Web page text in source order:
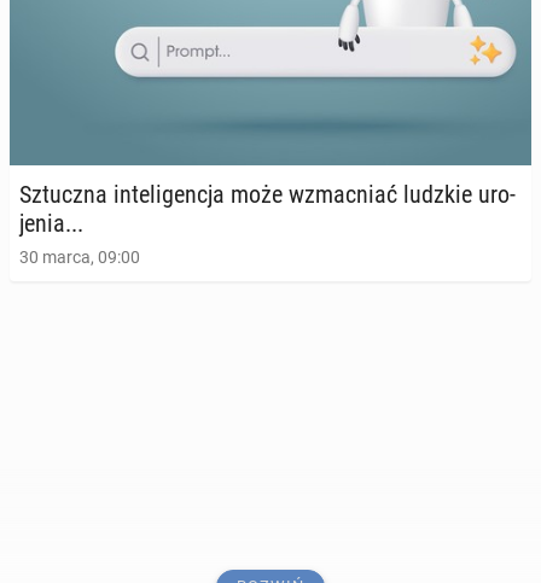
Sztucz­na in­te­li­gen­cja może wzmac­niać ludzkie uro­
je­nia...
30 marca, 09:00